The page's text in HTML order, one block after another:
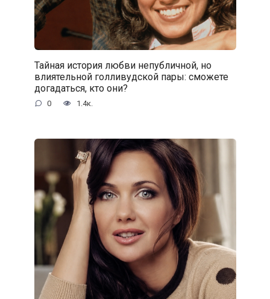
Тайная история любви непубличной, но
влиятельной голливудской пары: сможете
догадаться, кто они?
0 1.4к.